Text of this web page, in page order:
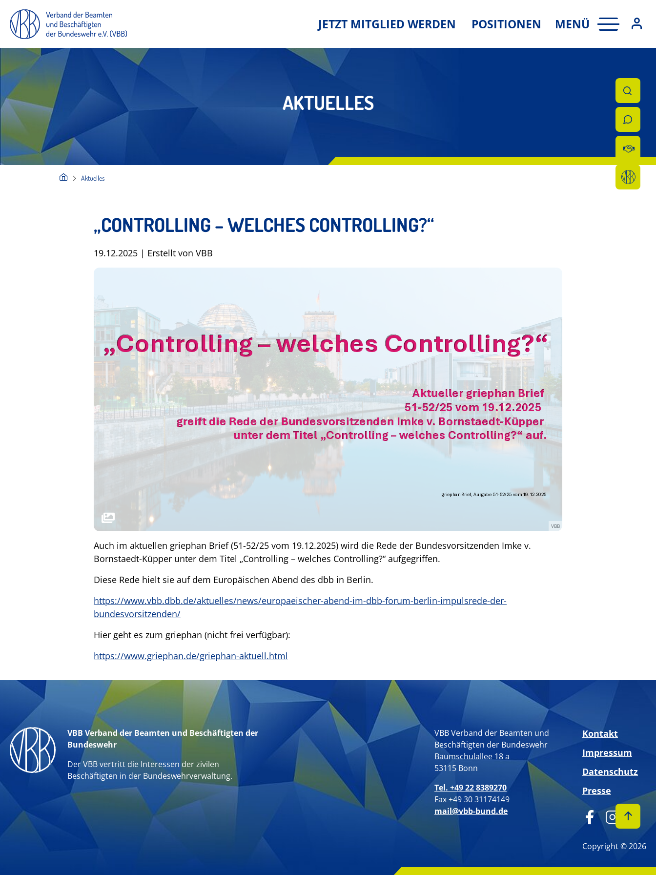
JETZT MITGLIED WERDEN POSITIONEN MENÜ
AKTUELLES
Aktuelles
„CONTROLLING – WELCHES CONTROLLING?“
19.12.2025 | Erstellt von VBB
VBB
Auch im aktuellen griephan Brief (51-52/25 vom 19.12.2025) wird die Rede der Bundesvorsitzenden Imke v.
Bornstaedt-Küpper unter dem Titel „Controlling – welches Controlling?“ aufgegriffen.
Diese Rede hielt sie auf dem Europäischen Abend des dbb in Berlin.
https://www.vbb.dbb.de/aktuelles/news/europaeischer-abend-im-dbb-forum-berlin-impulsrede-der-
bundesvorsitzenden/
Hier geht es zum griephan (nicht frei verfügbar):
https://www.griephan.de/griephan-aktuell.html
VBB Verband der Beamten und Beschäftigten der
Bundeswehr
Der VBB vertritt die Interessen der zivilen
Beschäftigten in der Bundeswehrverwaltung.
VBB Verband der Beamten und
Beschäftigten der Bundeswehr
Baumschulallee 18 a
53115 Bonn
Tel. +49 22 8389270
Fax +49 30 31174149
mail@vbb-bund.de
Kontakt
Impressum
Datenschutz
Presse
Copyright © 2026